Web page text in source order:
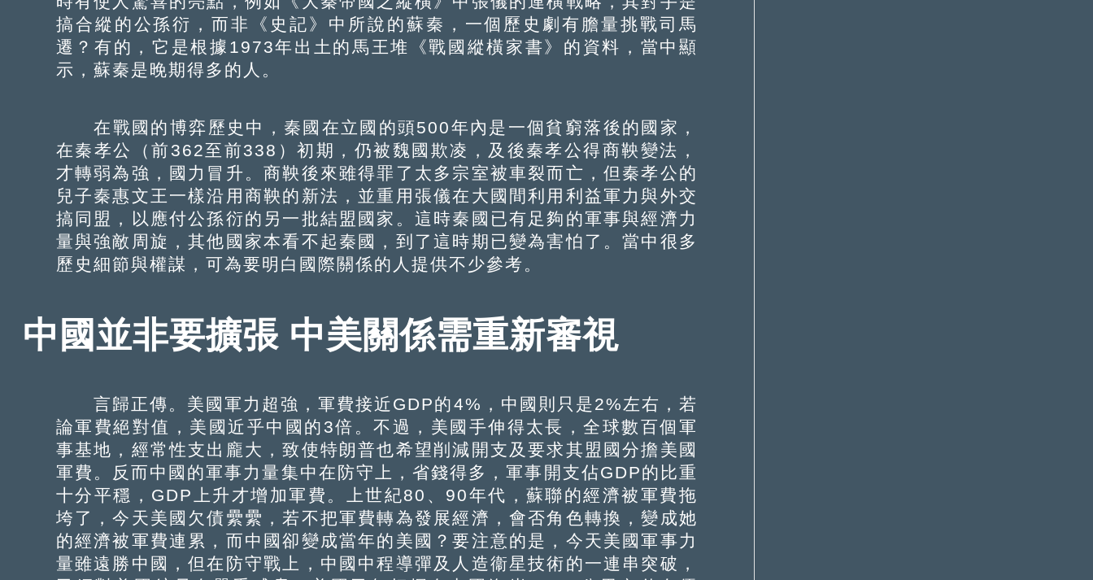
搞合縱的公孫衍，而非《史記》中所說的蘇秦，一個歷史劇有膽量挑戰司馬
遷？有的，它是根據1973年出土的馬王堆《戰國縱橫家書》的資料，當中顯
示，蘇秦是晚期得多的人。
在戰國的博弈歷史中，秦國在立國的頭500年內是一個貧窮落後的國家，
在秦孝公（前362至前338）初期，仍被魏國欺凌，及後秦孝公得商鞅變法，
才轉弱為強，國力冒升。商鞅後來雖得罪了太多宗室被車裂而亡，但秦孝公的
兒子秦惠文王一樣沿用商鞅的新法，並重用張儀在大國間利用利益軍力與外交
搞同盟，以應付公孫衍的另一批結盟國家。這時秦國已有足夠的軍事與經濟力
量與強敵周旋，其他國家本看不起秦國，到了這時期已變為害怕了。當中很多
歷史細節與權謀，可為要明白國際關係的人提供不少參考。
中國並非要擴張 中美關係需重新審視
言歸正傳。美國軍力超強，軍費接近GDP的4%，中國則只是2%左右，若
論軍費絕對值，美國近乎中國的3倍。不過，美國手伸得太長，全球數百個軍
事基地，經常性支出龐大，致使特朗普也希望削減開支及要求其盟國分擔美國
軍費。反而中國的軍事力量集中在防守上，省錢得多，軍事開支佔GDP的比重
十分平穩，GDP上升才增加軍費。上世紀80、90年代，蘇聯的經濟被軍費拖
垮了，今天美國欠債纍纍，若不把軍費轉為發展經濟，會否角色轉換，變成她
的經濟被軍費連累，而中國卻變成當年的美國？要注意的是，今天美國軍事力
量雖遠勝中國，但在防守戰上，中國中程導彈及人造衞星技術的一連串突破，